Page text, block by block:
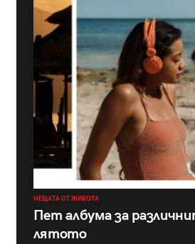
НЕЩАТА ОТ ЖИВОТА
Пет албума за
лятото